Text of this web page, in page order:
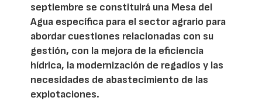
septiembre se constituirá una Mesa del
Agua específica para el sector agrario para
abordar cuestiones relacionadas con su
gestión, con la mejora de la eficiencia
hídrica, la modernización de regadíos y las
necesidades de abastecimiento de las
explotaciones.